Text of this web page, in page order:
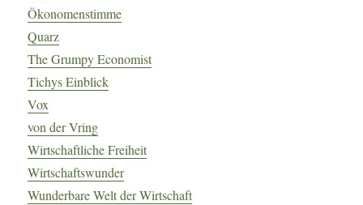
Ökonomenstimme
Quarz
The Grumpy Economist
Tichys Einblick
Vox
von der Vring
Wirtschaftliche Freiheit
Wirtschaftswunder
Wunderbare Welt der Wirtschaft